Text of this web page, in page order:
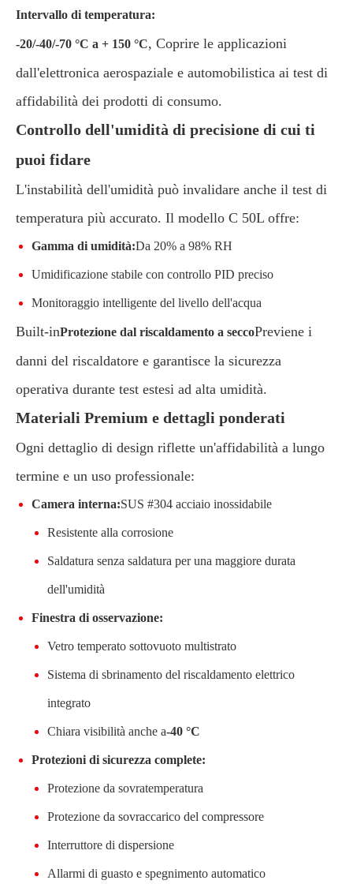
Intervallo di temperatura:
-20/-40/-70 °C a + 150 °C, Coprire le applicazioni
dall'elettronica aerospaziale e automobilistica ai test di
affidabilità dei prodotti di consumo.
Controllo dell'umidità di precisione di cui ti
puoi fidare
L'instabilità dell'umidità può invalidare anche il test di
temperatura più accurato. Il modello C 50L offre:
Gamma di umidità:Da 20% a 98% RH
Umidificazione stabile con controllo PID preciso
Monitoraggio intelligente del livello dell'acqua
Built-inProtezione dal riscaldamento a seccoPreviene i
danni del riscaldatore e garantisce la sicurezza
operativa durante test estesi ad alta umidità.
Materiali Premium e dettagli ponderati
Ogni dettaglio di design riflette un'affidabilità a lungo
termine e un uso professionale:
Camera interna:SUS #304 acciaio inossidabile
Resistente alla corrosione
Saldatura senza saldatura per una maggiore durata
dell'umidità
Finestra di osservazione:
Vetro temperato sottovuoto multistrato
Sistema di sbrinamento del riscaldamento elettrico
integrato
Chiara visibilità anche a-40 °C
Protezioni di sicurezza complete:
Protezione da sovratemperatura
Protezione da sovraccarico del compressore
Interruttore di dispersione
Allarmi di guasto e spegnimento automatico